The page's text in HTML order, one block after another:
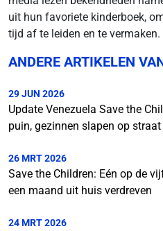
uit hun favoriete kinderboek,
tijd af te leiden en te vermaken.
ANDERE ARTIKELEN
29 JUN 2026
Update Venezuela Save the
puin, gezinnen slapen op straat
26 MRT 2026
Save the Children: Eén op de
een maand uit huis verdreven
24 MRT 2026